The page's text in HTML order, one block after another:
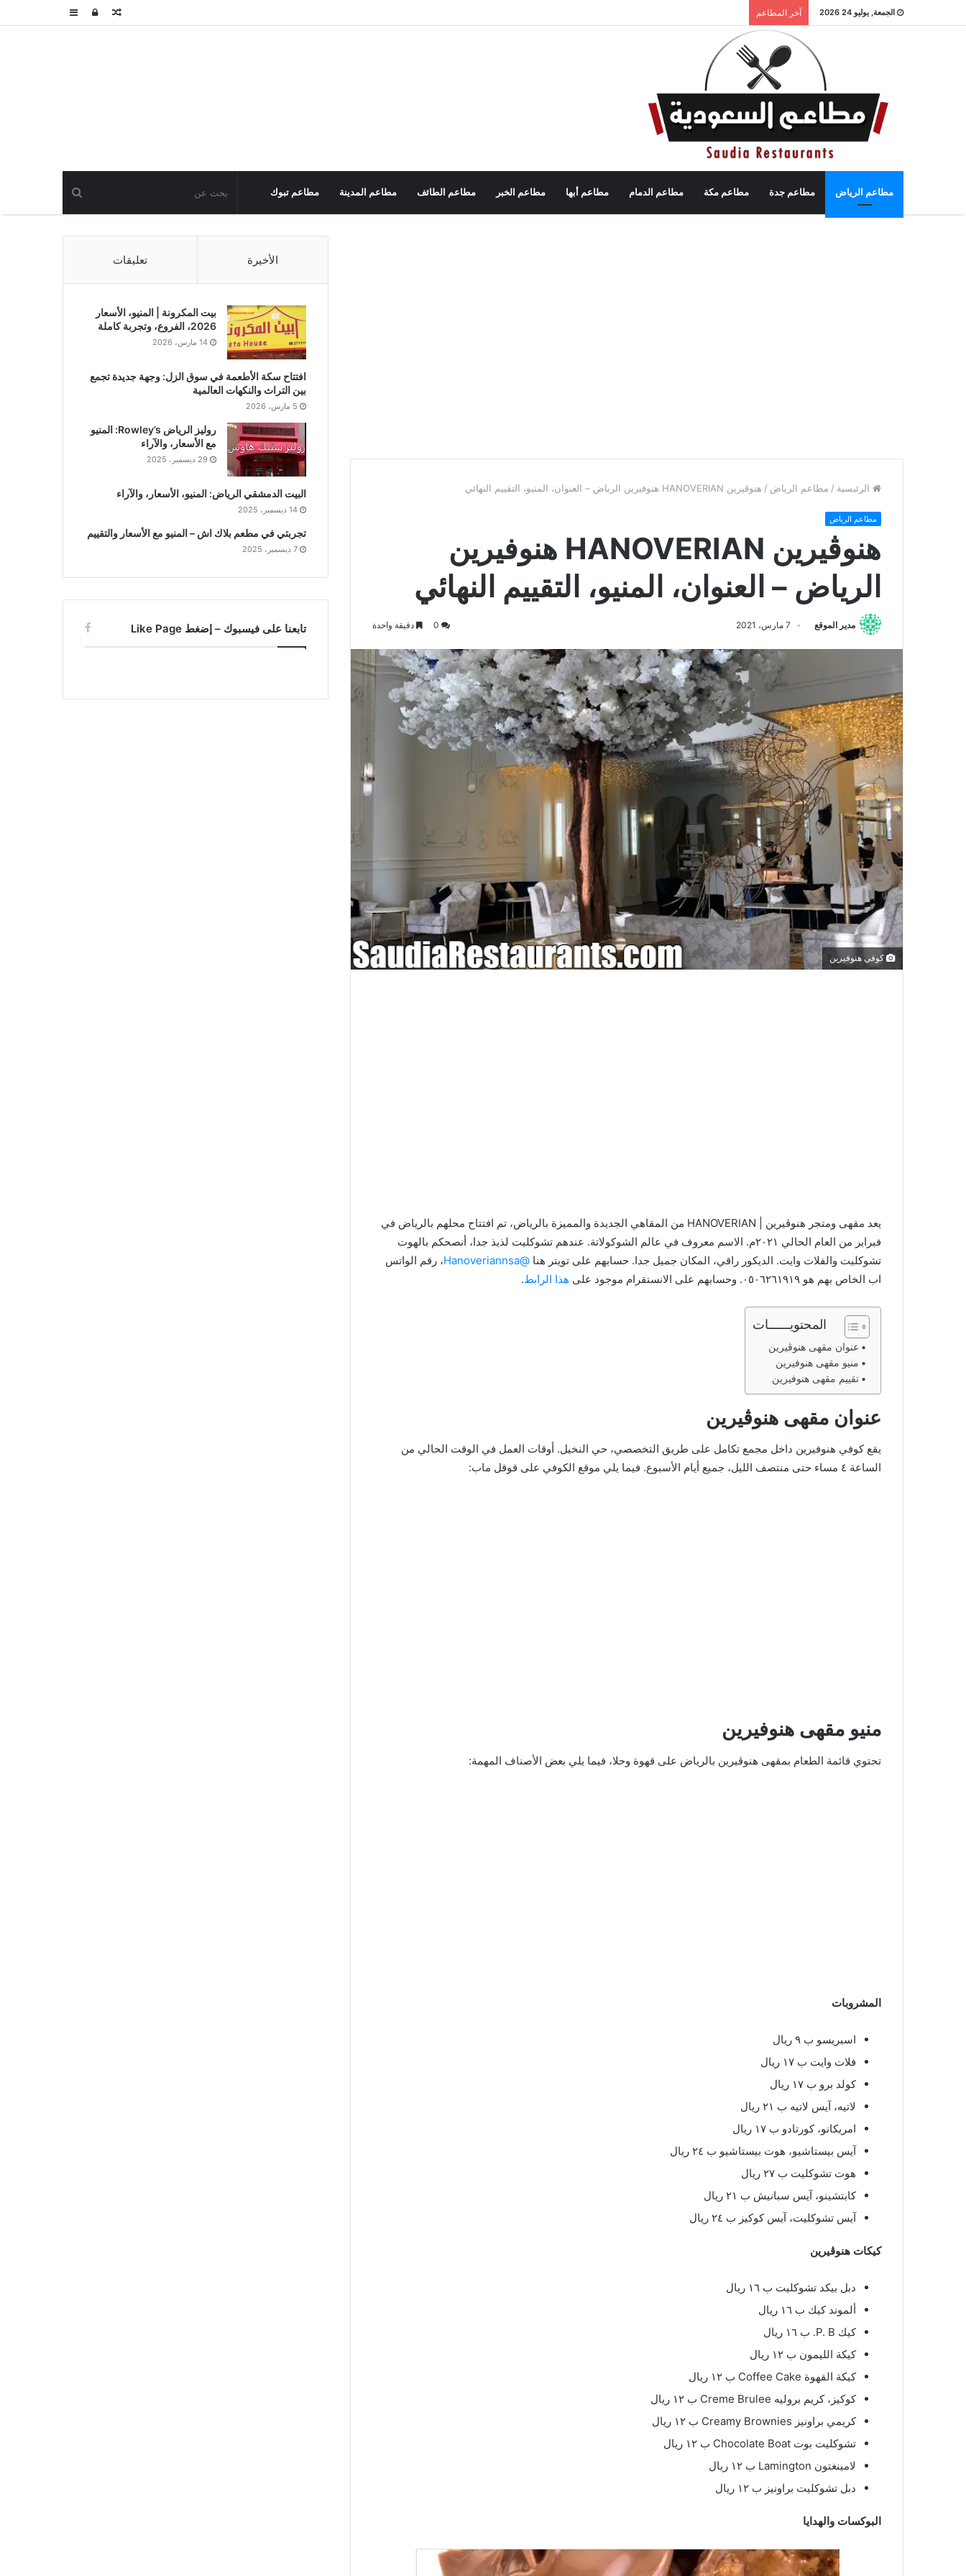
الجمعة, يوليو 24 2026 آخر المطاعم عمودتسجيلمقال
مطاعم الرياض مطاعم جدة مطاعم مكة مطاعم الدمام مطاعم أبها مطاعم الخبر مطاعم الطائف مطاعم المدينة مطاعم تبوك
الرئيسية / مطاعم الرياض / هنوڤيرين HANOVERIAN هنوفيرين الرياض – العنوان، المنيو، التقييم النهائي
مطاعم الرياض
هنوڤيرين HANOVERIAN هنوفيرين
الرياض – العنوان، المنيو، التقييم النهائي
مدير الموقع 7 مارس، 2021 دقيقة واحدة
كوفي هنوفيرين
يعد مقهى ومتجر هنوڤيرين | HANOVERIAN من المقاهي الجديدة والمميزة بالرياض، تم افتتاح محلهم بالرياض في
فبراير من العام الحالي ٢٠٢١م. الاسم معروف في عالم الشوكولاتة. عندهم تشوكليت لذيذ جدا، أنصحكم بالهوت
تشوكليت والفلات وايت. الديكور راقي، المكان جميل جدا. حسابهم على تويتر هنا @Hanoveriannsa
، رقم الواتس
اب الخاص بهم هو ٠٥٠٦٢٦١٩١٩. وحسابهم على الانستقرام موجود على
هذا الرابط.
المحتويــــــات
عنوان مقهى هنوڤيرين
منيو مقهى هنوفيرين
تقييم مقهى هنوفيرين
عنوان مقهى هنوڤيرين
يقع كوفي هنوفيرين داخل مجمع تكامل على طريق التخصصي، حي النخيل. أوقات العمل في الوقت الحالي من
الساعة ٤ مساء حتى منتصف الليل، جميع أيام الأسبوع. فيما يلي موقع الكوفي على قوقل ماب:
منيو مقهى هنوفيرين
تحتوي قائمة الطعام بمقهى هنوڤيرين بالرياض على قهوة وحلا، فيما يلي بعض الأصناف المهمة:
المشروبات
اسبريسو ب ٩ ريال
فلات وايت ب ١٧ ريال
كولد برو ب ١٧ ريال
لاتيه، آيس لاتيه ب ٢١ ريال
امريكانو، كورتادو ب ١٧ ريال
آيس بيستاشيو، هوت بيستاشيو ب ٢٤ ريال
هوت تشوكليت ب ٢٧ ريال
كابتشينو، آيس سبانيش ب ٢١ ريال
آيس تشوكليت، آيس كوكيز ب ٢٤ ريال
كيكات هنوڤيرين
دبل بيكد تشوكليت ب ١٦ ريال
ألموند كيك ب ١٦ ريال
كيك P. B. ب ١٦ ريال
كيكة الليمون ب ١٢ ريال
كيكة القهوة Coffee Cake ب ١٢ ريال
كوكيز، كريم بروليه Creme Brulee ب ١٢ ريال
كريمي براونيز Creamy Brownies ب ١٢ ريال
تشوكليت بوت Chocolate Boat ب ١٢ ريال
لامينغتون Lamington ب ١٢ ريال
دبل تشوكليت براونيز ب ١٢ ريال
البوكسات والهدايا
الأخيرة تعليقات
بيت المكرونة | المنيو، الأسعار
2026، الفروع، وتجربة كاملة
14 مارس، 2026
افتتاح سكة الأطعمة في سوق الزل: وجهة جديدة تجمع
بين التراث والنكهات العالمية
5 مارس، 2026
روليز الرياض Rowley’s: المنيو
مع الأسعار، والآراء
29 ديسمبر، 2025
البيت الدمشقي الرياض: المنيو، الأسعار، والآراء
14 ديسمبر، 2025
تجربتي في مطعم بلاك اش – المنيو مع الأسعار والتقييم
7 ديسمبر، 2025
تابعنا على فيسبوك – إضغط Like Page